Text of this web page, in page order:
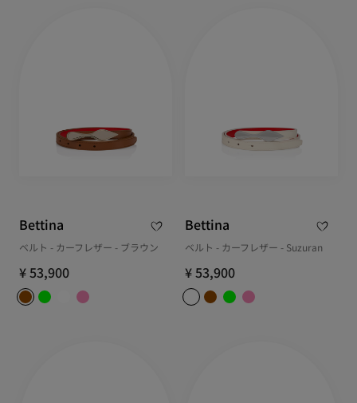
Bettina
ベルト - カーフレザー - ブラウン
¥ 53,900
Bettina
ベルト - カーフレザー - Suzuran
¥ 53,900